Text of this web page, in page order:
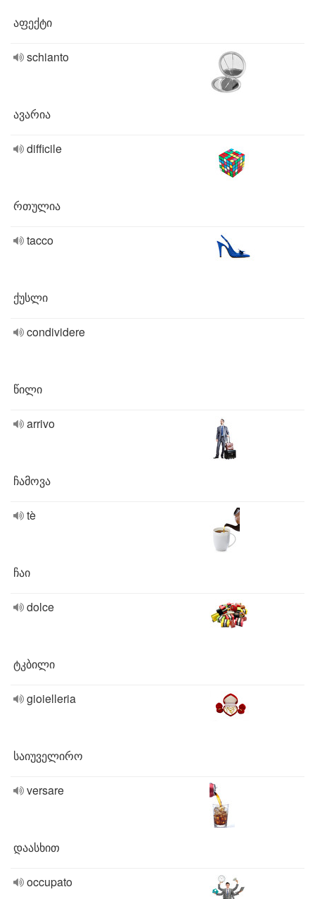
აფექტი
schianto
ავარია
difficile
რთულია
tacco
ქუსლი
condividere
წილი
arrivo
ჩამოვა
tè
ჩაი
dolce
ტკბილი
gioielleria
საიუველირო
versare
დაასხით
occupato